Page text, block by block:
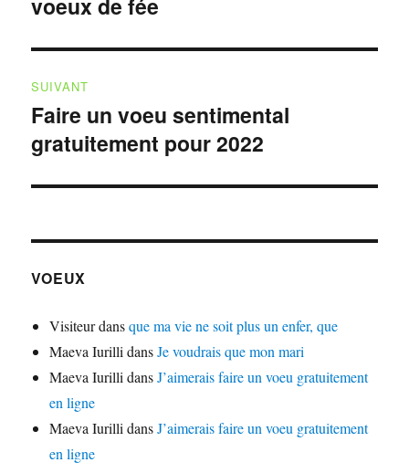
Publication
SUIVANT
Publication
suivante :
Faire un voeu sentimental
gratuitement pour 2022
VOEUX
Visiteurdansque ma vie ne soit plus un enfer, que
Maeva Iurilli dansJe voudrais que mon mari
Maeva Iurilli dansJ’aimerais faire un voeu gratuitement
en ligne
Maeva Iurilli dansJ’aimerais faire un voeu gratuitement
en ligne